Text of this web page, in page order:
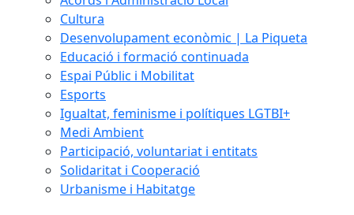
Cultura
Desenvolupament econòmic | La Piqueta
Educació i formació continuada
Espai Públic i Mobilitat
Esports
Igualtat, feminisme i polítiques LGTBI+
Medi Ambient
Participació, voluntariat i entitats
Solidaritat i Cooperació
Urbanisme i Habitatge